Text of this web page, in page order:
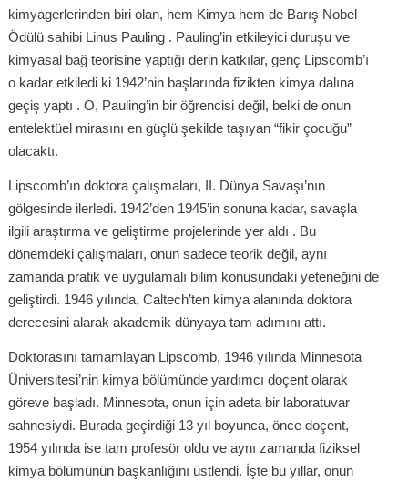
kimyagerlerinden biri olan, hem Kimya hem de Barış Nobel
Ödülü sahibi Linus Pauling . Pauling’in etkileyici duruşu ve
kimyasal bağ teorisine yaptığı derin katkılar, genç Lipscomb’ı
o kadar etkiledi ki 1942’nin başlarında fizikten kimya dalına
geçiş yaptı . O, Pauling’in bir öğrencisi değil, belki de onun
entelektüel mirasını en güçlü şekilde taşıyan “fikir çocuğu”
olacaktı.
Lipscomb’ın doktora çalışmaları, II. Dünya Savaşı’nın
gölgesinde ilerledi. 1942’den 1945’in sonuna kadar, savaşla
ilgili araştırma ve geliştirme projelerinde yer aldı . Bu
dönemdeki çalışmaları, onun sadece teorik değil, aynı
zamanda pratik ve uygulamalı bilim konusundaki yeteneğini de
geliştirdi. 1946 yılında, Caltech’ten kimya alanında doktora
derecesini alarak akademik dünyaya tam adımını attı.
Doktorasını tamamlayan Lipscomb, 1946 yılında Minnesota
Üniversitesi’nin kimya bölümünde yardımcı doçent olarak
göreve başladı. Minnesota, onun için adeta bir laboratuvar
sahnesiydi. Burada geçirdiği 13 yıl boyunca, önce doçent,
1954 yılında ise tam profesör oldu ve aynı zamanda fiziksel
kimya bölümünün başkanlığını üstlendi. İşte bu yıllar, onun